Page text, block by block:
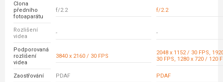
Clona
předního
fotoaparátu
f/2.2 f/2.2
Rozlišení
videa
- -
Podporovaná
rozlišení
videa
3840 x 2160 / 30 FPS
2048 x 1152 / 30 FPS,
30 FPS, 1280 x 720 / 120
Zaostřování PDAF PDAF